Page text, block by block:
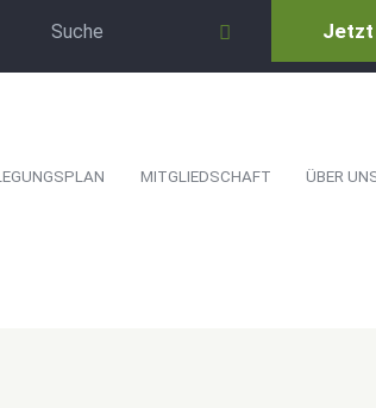
Jetzt
MITGLIEDSCHAFT ÜBER